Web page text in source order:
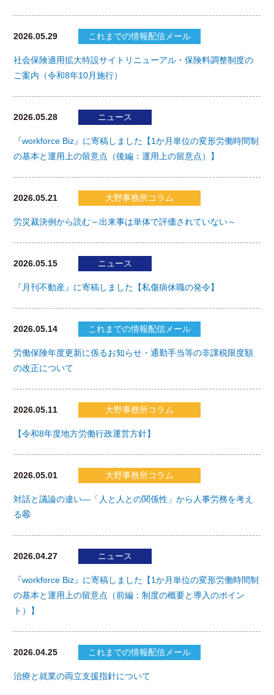
2026.05.29 これまでの情報配信メール
社会保険適用拡大特設サイトリニューアル・保険料調整制度の
ご案内（令和8年10月施行）
2026.05.28 ニュース
『workforce Biz』に寄稿しました【1か月単位の変形労働時間制
の基本と運用上の留意点（後編：運用上の留意点）】
2026.05.21 大野事務所コラム
労災裁決例から読む～出来事は単体で評価されていない～
2026.05.15 ニュース
『月刊不動産』に寄稿しました【私傷病休職の発令】
2026.05.14 これまでの情報配信メール
労働保険年度更新に係るお知らせ・通勤手当等の非課税限度額
の改正について
2026.05.11 大野事務所コラム
【令和8年度地方労働行政運営方針】
2026.05.01 大野事務所コラム
対話と議論の違い―「人と人との関係性」から人事労務を考え
る㊻
2026.04.27 ニュース
『workforce Biz』に寄稿しました【1か月単位の変形労働時間制
の基本と運用上の留意点（前編：制度の概要と導入のポイン
ト）】
2026.04.25 これまでの情報配信メール
治療と就業の両立支援指針について